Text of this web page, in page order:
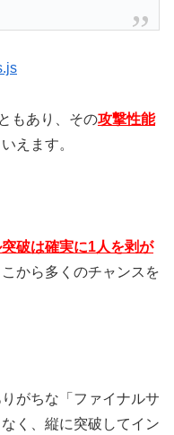
もあり、その攻撃性能
えます。
破は確実に1人を剥が
こから多くのチャンスを
がちな「ファイナルサ
く、縦に突破してイン